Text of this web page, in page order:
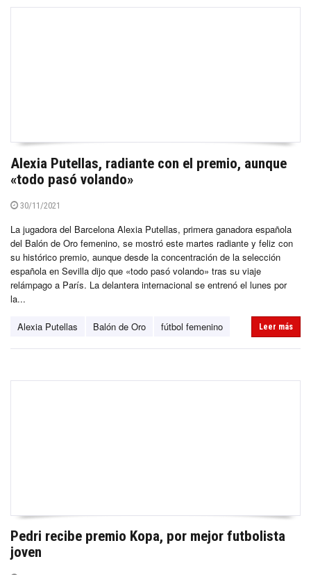
Alexia Putellas, radiante con el premio, aunque
«todo pasó volando»
30/11/2021
La jugadora del Barcelona Alexia Putellas, primera ganadora española
del Balón de Oro femenino, se mostró este martes radiante y feliz con
su histórico premio, aunque desde la concentración de la selección
española en Sevilla dijo que «todo pasó volando» tras su viaje
relámpago a París. La delantera internacional se entrenó el lunes por
la...
Alexia Putellas Balón de Oro fútbol femenino Leer más
Pedri recibe premio Kopa, por mejor futbolista
joven